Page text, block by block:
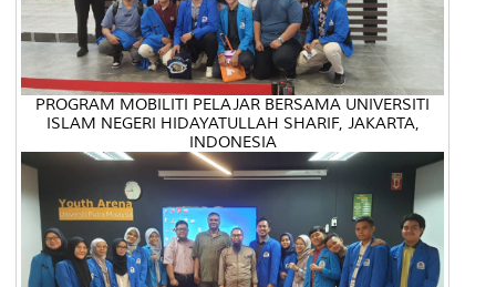
PROGRAM MOBILITI PELAJAR BERSAMA UNIVERSITI
ISLAM NEGERI HIDAYATULLAH SHARIF, JAKARTA,
INDONESIA